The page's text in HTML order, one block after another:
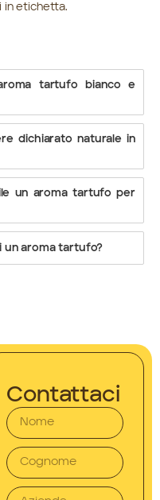
in etichetta.
tartufo bianco e
dichiarato naturale in
un aroma tartufo per
un aroma tartufo?
Contattaci